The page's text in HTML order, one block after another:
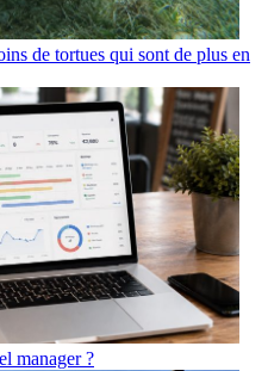
de tortues qui sont de plus en
manager ?